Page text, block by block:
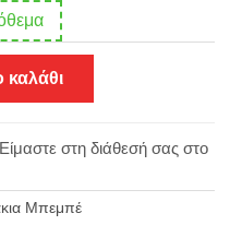
Είμαστε στη διάθεσή σας στο
Μπεμπέ